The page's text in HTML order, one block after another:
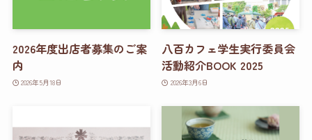
2026年度出店者募集のご案
内
2026年5月18日
八百カフェ学生実行委員会
活動紹介BOOK 2025
2026年3月6日